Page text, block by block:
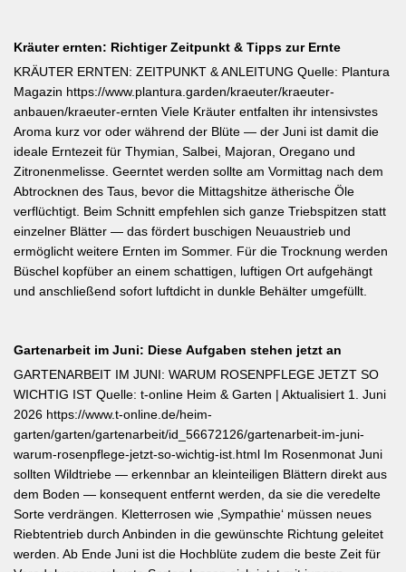
Kräuter ernten: Richtiger Zeitpunkt & Tipps zur Ernte
KRÄUTER ERNTEN: ZEITPUNKT & ANLEITUNG Quelle: Plantura
Magazin https://www.plantura.garden/kraeuter/kraeuter-
anbauen/kraeuter-ernten Viele Kräuter entfalten ihr intensivstes
Aroma kurz vor oder während der Blüte — der Juni ist damit die
ideale Erntezeit für Thymian, Salbei, Majoran, Oregano und
Zitronenmelisse. Geerntet werden sollte am Vormittag nach dem
Abtrocknen des Taus, bevor die Mittagshitze ätherische Öle
verflüchtigt. Beim Schnitt empfehlen sich ganze Triebspitzen statt
einzelner Blätter — das fördert buschigen Neuaustrieb und
ermöglicht weitere Ernten im Sommer. Für die Trocknung werden
Büschel kopfüber an einem schattigen, luftigen Ort aufgehängt
und anschließend sofort luftdicht in dunkle Behälter umgefüllt.
Gartenarbeit im Juni: Diese Aufgaben stehen jetzt an
GARTENARBEIT IM JUNI: WARUM ROSENPFLEGE JETZT SO
WICHTIG IST Quelle: t-online Heim & Garten | Aktualisiert 1. Juni
2026 https://www.t-online.de/heim-
garten/garten/gartenarbeit/id_56672126/gartenarbeit-im-juni-
warum-rosenpflege-jetzt-so-wichtig-ist.html Im Rosenmonat Juni
sollten Wildtriebe — erkennbar an kleinteiligen Blättern direkt aus
dem Boden — konsequent entfernt werden, da sie die veredelte
Sorte verdrängen. Kletterrosen wie ‚Sympathie‘ müssen neues
Riebtentrieb durch Anbinden in die gewünschte Richtung geleitet
werden. Ab Ende Juni ist die Hochblüte zudem die beste Zeit für